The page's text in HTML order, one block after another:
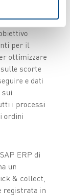
entro due
parte
per il
ottimizzare
scorte
e dati
i processi
ordini
ERP di
un
& collect,
registrata in